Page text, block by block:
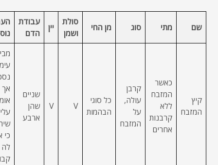
שם מתי סוג מן החי
סולת
ושמן
יין
עבודת
הדם
קיץ
המזבח
כאשר
המזבח
ללא
קרבנות
אחרים
קרבן
עולה,
על
המזבח
כל סוגי
הבהמות
V
V
שניים
שהן
ארבע
אך
כי
לה